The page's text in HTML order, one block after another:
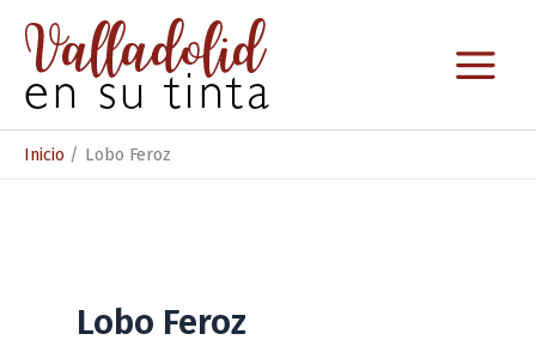
contenido
Inicio Lobo Feroz
Lobo Feroz